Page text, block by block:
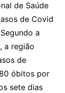
de Saúde
de Covid
a
a região
de
óbitos por
sete dias